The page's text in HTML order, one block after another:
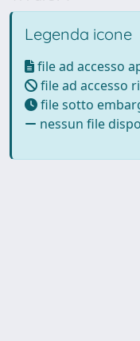
Legenda icone
file ad accesso
file ad accesso
file sotto
nessun file